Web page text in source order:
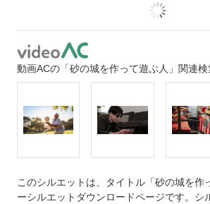
動画ACの「砂の城を作って遊ぶ人」関連
このシルエットは、タイトル「砂の城を作
ーシルエットダウンロードページです。シ